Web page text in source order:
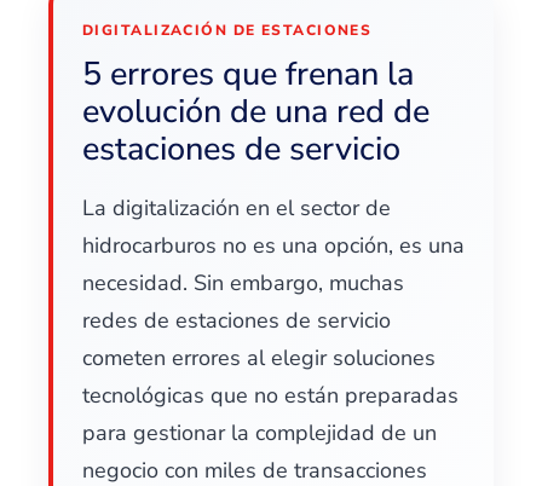
DIGITALIZACIÓN DE ESTACIONES
5 errores que frenan la
evolución de una red de
estaciones de servicio
La digitalización en el sector de
hidrocarburos no es una opción, es una
necesidad. Sin embargo, muchas
redes de estaciones de servicio
cometen errores al elegir soluciones
tecnológicas que no están preparadas
para gestionar la complejidad de un
negocio con miles de transacciones